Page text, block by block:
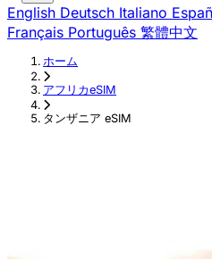
English Deutsch Italiano
Français Português 繁體中文
ホーム
›
アフリカeSIM
›
タンザニア eSIM